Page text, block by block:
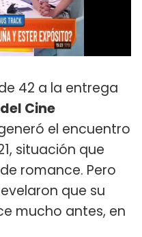
42 a la entrega
Cine
el encuentro
situación que
romance. Pero
que su
mucho antes, en